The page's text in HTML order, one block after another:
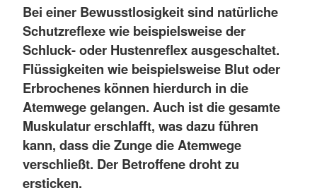
Bei einer Bewusstlosigkeit sind natürliche
Schutzreflexe wie beispielsweise der
Schluck- oder Hustenreflex ausgeschaltet.
Flüssigkeiten wie beispielsweise Blut oder
Erbrochenes können hierdurch in die
Atemwege gelangen. Auch ist die gesamte
Muskulatur erschlafft, was dazu führen
kann, dass die Zunge die Atemwege
verschließt. Der Betroffene droht zu
ersticken.